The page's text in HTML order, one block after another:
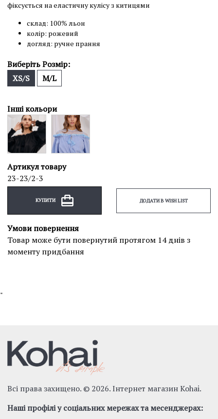
фіксується на еластичну кулісу з китицями
склад: 100% льон
колір: рожевий
догляд: ручне прання
Виберіть Розмір:
XS/S
M/L
Інші кольори
Артикул товару
23-23/2-3
КУПИТИ ДОДАТИ В WISH LIST
Умови повернення
Товар може бути повернутий протягом 14 днів з
моменту придбання
"
Всі права захищено. © 2026. Інтернет магазин Kohai.
Наші профілі у соціальних мережах та месенджерах: